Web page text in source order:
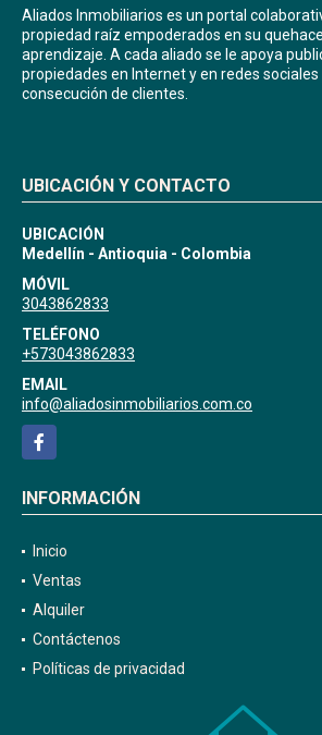
Aliados Inmobiliarios es un portal
propiedad raíz empoderados en su
aprendizaje. A cada aliado se le apoya
propiedades en Internet y en redes
consecución de clientes.
UBICACIÓN Y CONTACTO
UBICACIÓN
Medellín - Antioquia - Colombia
MÓVIL
3043862833
TELÉFONO
+573043862833
EMAIL
info@aliadosinmobiliarios.com.co
Facebook
INFORMACIÓN
Inicio
Ventas
Alquiler
Contáctenos
Políticas de privacidad